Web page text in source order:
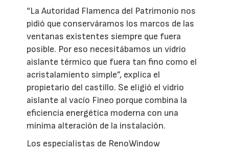
“La Autoridad Flamenca del Patrimonio nos
pidió que conserváramos los marcos de las
ventanas existentes siempre que fuera
posible. Por eso necesitábamos un vidrio
aislante térmico que fuera tan fino como el
acristalamiento simple”, explica el
propietario del castillo. Se eligió el vidrio
aislante al vacío Fineo porque combina la
eficiencia energética moderna con una
mínima alteración de la instalación.
Los especialistas de RenoWindow